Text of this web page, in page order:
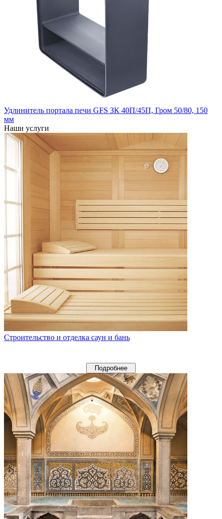
Удлинитель портала печи GFS ЗК 40П/45П, Гром 50/80, 150
мм
Наши услуги
Строительство и отделка саун и бань
Подробнее